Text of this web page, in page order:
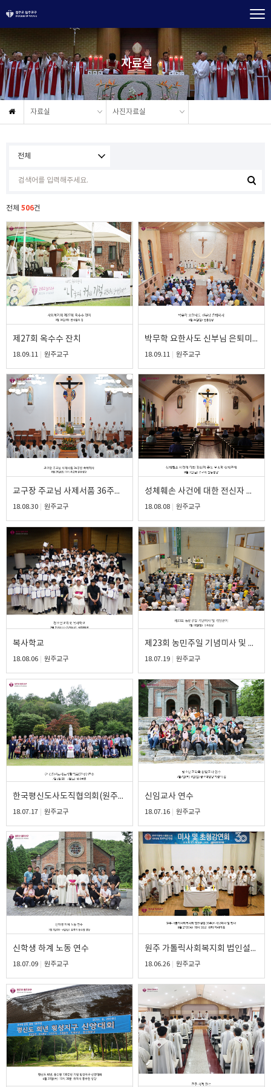
자료실
자료실 사진자료실
전체 506건
제27회 옥수수 잔치
18.09.11 원주교구
박무학 요한사도 신부님 은퇴미사
18.09.11 원주교구
교구장 주교님 사제서품 36주년 축하미사
18.08.30 원주교구
성체훼손 사건에 대한 전신자 공동 보속과 성체조배
18.08.08 원주교구
복사학교
18.08.06 원주교구
제23회 농민주일 기념미사 및 기념잔치
18.07.19 원주교구
한국평신도사도직협의회(원주) 연수
18.07.17 원주교구
신임교사 연수
18.07.16 원주교구
신학생 하계 노동 연수
18.07.09 원주교구
원주 가톨릭사회복지회 법인설립 30주년 기념미사 및 행사
18.06.26 원주교구